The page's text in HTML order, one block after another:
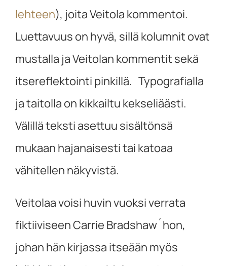
lehteen), joita Veitola kommentoi.
Luettavuus on hyvä, sillä kolumnit ovat
mustalla ja Veitolan kommentit sekä
itsereflektointi pinkillä. Typografialla
ja taitolla on kikkailtu kekseliäästi.
Välillä teksti asettuu sisältönsä
mukaan hajanaisesti tai katoaa
vähitellen näkyvistä.
Veitolaa voisi huvin vuoksi verrata
fiktiiviseen Carrie Bradshaw´hon,
johan hän kirjassa itseään myös